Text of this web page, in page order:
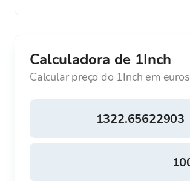
Calculadora de 1Inch
Calcular preço do 1Inch em euros